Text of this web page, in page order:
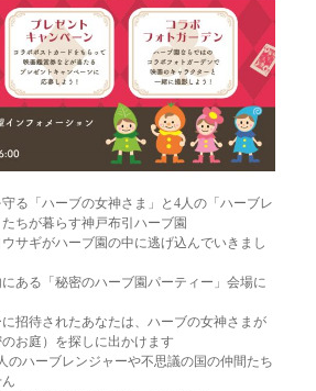
る「ハーブの女神さま」と4人の「ハーブレ
ちが暮らす神戸布引ハーブ園
サギがハーブ園の中に逃げ込んでいきまし
ある「秘密のハーブ園パーティー」会場に
招待されたあなたは、ハーブの女神さまが
お庭）を探しに出かけます
のハーブレンジャーや不思議の国の仲間たち